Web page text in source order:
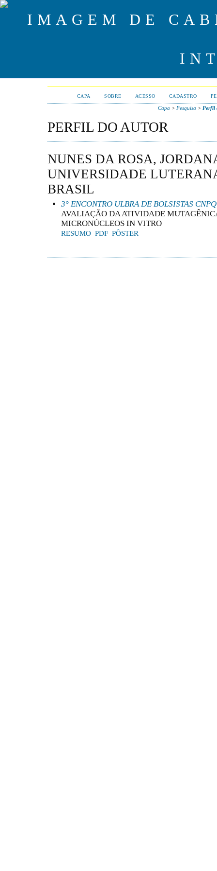
CAPA SOBRE ACESSO CADASTRO
Capa > Pesquisa > Perfil
PERFIL DO AUTOR
NUNES DA ROSA,
UNIVERSIDADE
BRASIL
3° ENCONTRO ULBRA DE BOLSISTAS
AVALIAÇÃO DA ATIVIDADE
MICRONÚCLEOS IN VITRO
RESUMO PDF PÔSTER